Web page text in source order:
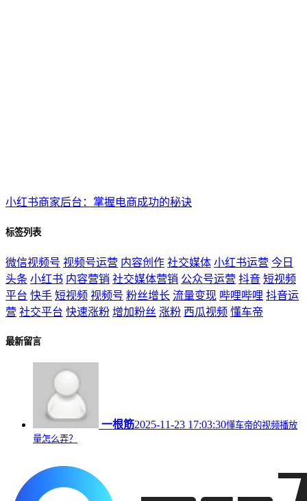
小红书商家后台：掌握电商成功的秘诀
标签列表
微信视频号 视频号运营 内容创作 社交媒体 小红书运营 今日
头条 小红书 内容营销 社交媒体营销 公众号运营 抖音 短视频
平台 快手 短视频 视频号 粉丝增长 流量变现 哔哩哔哩 抖音运
营 社交平台 快速涨粉 增加粉丝 涨粉 西瓜视频 懂车帝
最新留言
一根筋2025-11-23 17:03:30懂车帝的视频播放
量怎么弄？